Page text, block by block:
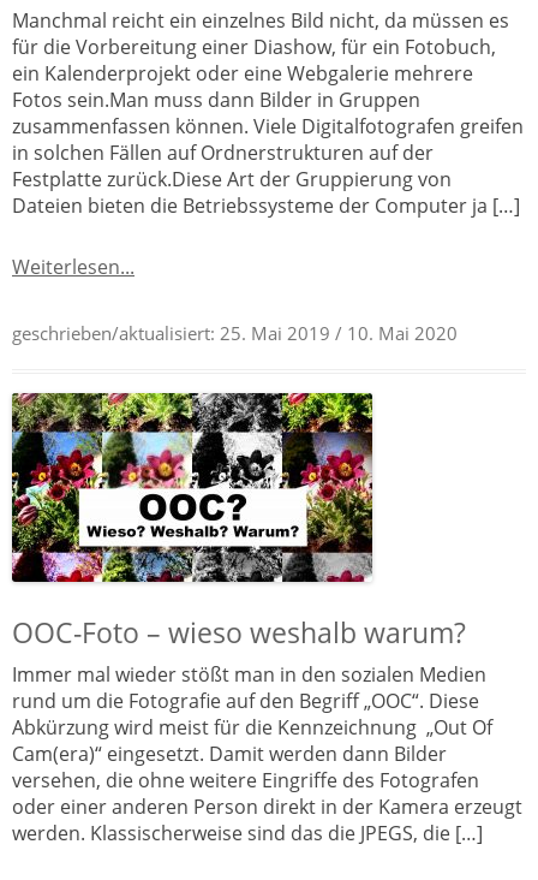
Manchmal reicht ein einzelnes Bild nicht, da müssen es
für die Vorbereitung einer Diashow, für ein Fotobuch,
ein Kalenderprojekt oder eine Webgalerie mehrere
Fotos sein.Man muss dann Bilder in Gruppen
zusammenfassen können. Viele Digitalfotografen greifen
in solchen Fällen auf Ordnerstrukturen auf der
Festplatte zurück.Diese Art der Gruppierung von
Dateien bieten die Betriebssysteme der Computer ja […]
Weiterlesen...
geschrieben/aktualisiert: 25. Mai 2019 / 10. Mai 2020
OOC-Foto – wieso weshalb warum?
Immer mal wieder stößt man in den sozialen Medien
rund um die Fotografie auf den Begriff „OOC“. Diese
Abkürzung wird meist für die Kennzeichnung „Out Of
Cam(era)“ eingesetzt. Damit werden dann Bilder
versehen, die ohne weitere Eingriffe des Fotografen
oder einer anderen Person direkt in der Kamera erzeugt
werden. Klassischerweise sind das die JPEGS, die […]